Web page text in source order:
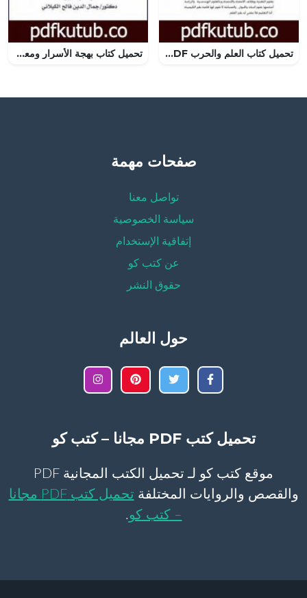
تحميل كتاب العلم والحرب PDF تأليف علي مصطفى مشرفة مجانا [كامل] تحميل كتاب بهجة الأسرار ومعدن الأنوار في مناقب الباز الأشهب – الشيخ عبد القادر الكيلاني PDF تأليف د. جمال الدين فالح الكيلاني مجانا [كامل]
صفحات مهمة
تواصل معنا
سياسة الخصوصية
إتفاقية الإستخدام
عن كتب كو
حقوق النشر
حول العالم
تحميل كتب PDF مجانا – كتب كو
موقع كتب كو لـ تحميل الكتب المجانية PDF
والقصص والروايات المختلفة
تحميل كتب PDF مجانا
– كتب كو.